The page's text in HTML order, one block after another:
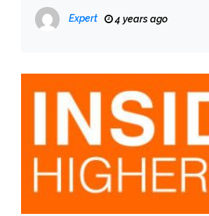
प्रतिशत अधिक
Expert 4 years ago